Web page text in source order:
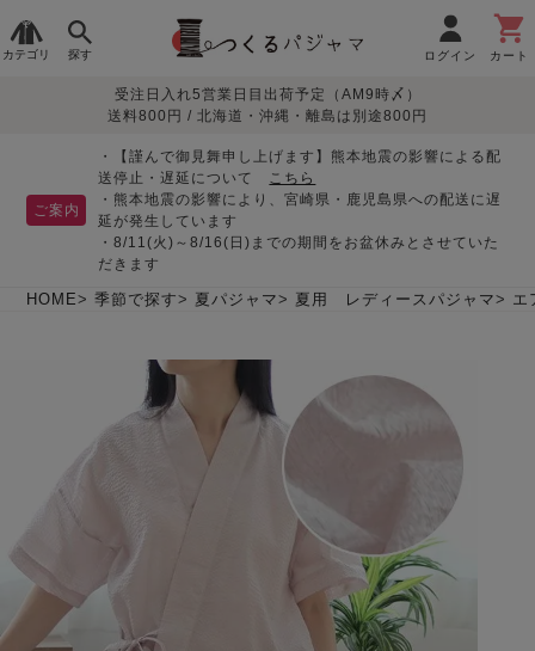
カテゴリ 探す ログイン カート
レディースパジャマ
夏 冬
メンズパジャマ
生地で
さがす
ガーゼ サテン織り
目的別で
さがす
敏感肌用
パジャマ
入院・介護
胸が目立たない
マタニティ
パジャマ
ペアで
そろえたい
眠れる作務衣特集
体型別におすすめパジ
年齢別におすすめパジ
ルームウェア
デザインで
さがす
前開き ワンピース
胸がすけない
羽織・バスロ
上着単品
夏パジャマ特集 つくるパジャマとは
お支払い・送料・配送
について
返品・交換について よくあるご質問
会社概要 お買い物ガイド 安心の日本製
受注日入れ5営業日目出荷予定（AM9時〆）
送料800円 / 北海道・沖縄・離島は別途800円
ご案内
・【謹んで御見舞申し上げます】熊本地震の影響による配
送停止・遅延について こちら
・熊本地震の影響により、宮崎県・鹿児島県への配送に遅
延が発生しています
・8/11(火)～8/16(日)までの期間をお盆休みとさせていた
だきます
HOME 季節で探す 夏パジャマ 夏用 レディースパジャマ エ